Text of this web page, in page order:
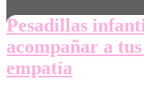
Pesadillas
acompañar a
empatía